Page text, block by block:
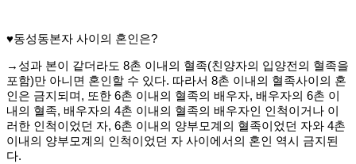
♥동성동본자 사이의 혼인은?
→성과 본이 같더라도 8촌 이내의 혈족(친양자의 입양전의 혈족을
포함)만 아니면 혼인할 수 있다. 따라서 8촌 이내의 혈족사이의 혼
인은 금지되며, 또한 6촌 이내의 혈족의 배우자, 배우자의 6촌 이
내의 혈족, 배우자의 4촌 이내의 혈족의 배우자인 인척이거나 이
러한 인척이었던 자, 6촌 이내의 양부모계의 혈족이었던 자와 4촌
이내의 양부모계의 인척이었던 자 사이에서의 혼인 역시 금지된
다.